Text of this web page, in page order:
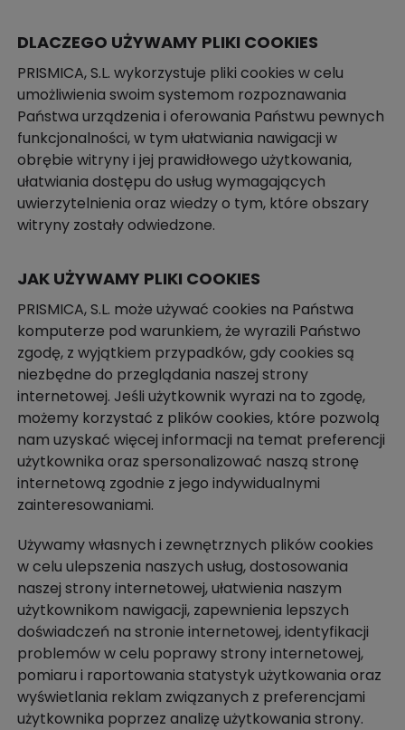
DLACZEGO UŻYWAMY PLIKI COOKIES
PRISMICA, S.L. wykorzystuje pliki cookies w celu
umożliwienia swoim systemom rozpoznawania
Państwa urządzenia i oferowania Państwu pewnych
funkcjonalności, w tym ułatwiania nawigacji w
obrębie witryny i jej prawidłowego użytkowania,
ułatwiania dostępu do usług wymagających
uwierzytelnienia oraz wiedzy o tym, które obszary
witryny zostały odwiedzone.
JAK UŻYWAMY PLIKI COOKIES
PRISMICA, S.L. może używać cookies na Państwa
komputerze pod warunkiem, że wyrazili Państwo
zgodę, z wyjątkiem przypadków, gdy cookies są
niezbędne do przeglądania naszej strony
internetowej. Jeśli użytkownik wyrazi na to zgodę,
możemy korzystać z plików cookies, które pozwolą
nam uzyskać więcej informacji na temat preferencji
użytkownika oraz spersonalizować naszą stronę
internetową zgodnie z jego indywidualnymi
zainteresowaniami.
Używamy własnych i zewnętrznych plików cookies
w celu ulepszenia naszych usług, dostosowania
naszej strony internetowej, ułatwienia naszym
użytkownikom nawigacji, zapewnienia lepszych
doświadczeń na stronie internetowej, identyfikacji
problemów w celu poprawy strony internetowej,
pomiaru i raportowania statystyk użytkowania oraz
wyświetlania reklam związanych z preferencjami
użytkownika poprzez analizę użytkowania strony.